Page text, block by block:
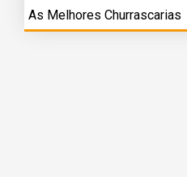
As Melhores Churrascarias